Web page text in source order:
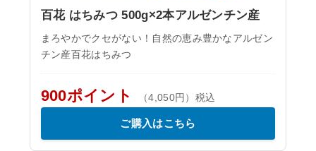
百花 はちみつ 500g×2本アルゼンチン産
まろやかでクセがない！自然の恵み豊かなアルゼン
チン産百花はちみつ
900ポイント （4,050円）税込
ご購入はこちら